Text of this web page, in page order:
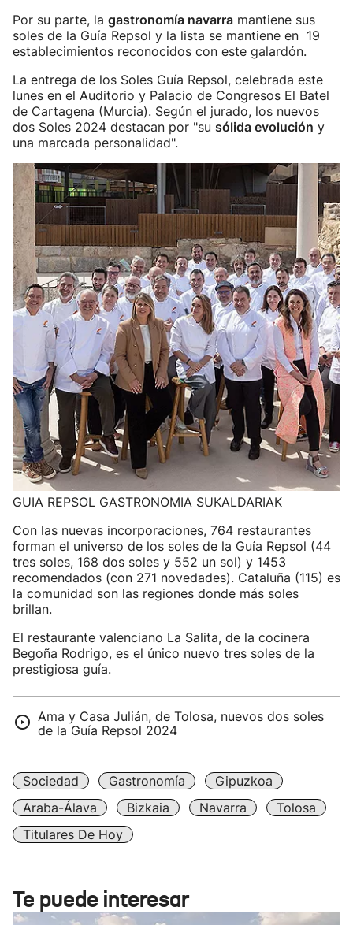
Por su parte, la gastronomía navarra mantiene sus
soles de la Guía Repsol y la lista se mantiene en 19
establecimientos reconocidos con este galardón.
La entrega de los Soles Guía Repsol, celebrada este
lunes en el Auditorio y Palacio de Congresos El Batel
de Cartagena (Murcia). Según el jurado, los nuevos
dos Soles 2024 destacan por "su sólida evolución y
una marcada personalidad".
GUIA REPSOL GASTRONOMIA SUKALDARIAK
Con las nuevas incorporaciones, 764 restaurantes
forman el universo de los soles de la Guía Repsol (44
tres soles, 168 dos soles y 552 un sol) y 1453
recomendados (con 271 novedades). Cataluña (115) es
la comunidad son las regiones donde más soles
brillan.
El restaurante valenciano La Salita, de la cocinera
Begoña Rodrigo, es el único nuevo tres soles de la
prestigiosa guía.
Ama y Casa Julián, de Tolosa, nuevos dos soles
de la Guía Repsol 2024
Sociedad Gastronomía
Gipuzkoa
Araba-Álava
Bizkaia Navarra
Tolosa
Titulares De Hoy
Te puede interesar